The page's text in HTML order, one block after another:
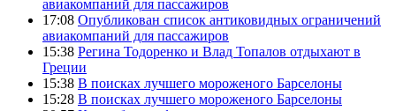
авиакомпаний для пассажиров
17:08 Опубликован список антиковидных ограничений
авиакомпаний для пассажиров
15:38 Регина Тодоренко и Влад Топалов отдыхают в
Греции
15:38 В поисках лучшего мороженого Барселоны
15:28 В поисках лучшего мороженого Барселоны